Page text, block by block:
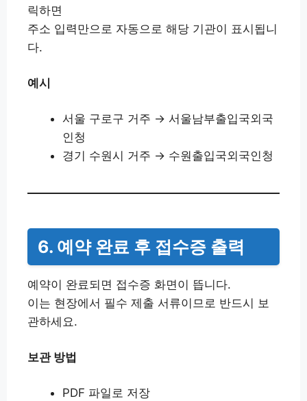
릭하면
주소 입력만으로 자동으로 해당 기관이 표시됩니
다.
예시
서울 구로구 거주 → 서울남부출입국외국
인청
경기 수원시 거주 → 수원출입국외국인청
6. 예약 완료 후 접수증 출력
예약이 완료되면 접수증 화면이 뜹니다.
이는 현장에서 필수 제출 서류이므로 반드시 보
관하세요.
보관 방법
PDF 파일로 저장